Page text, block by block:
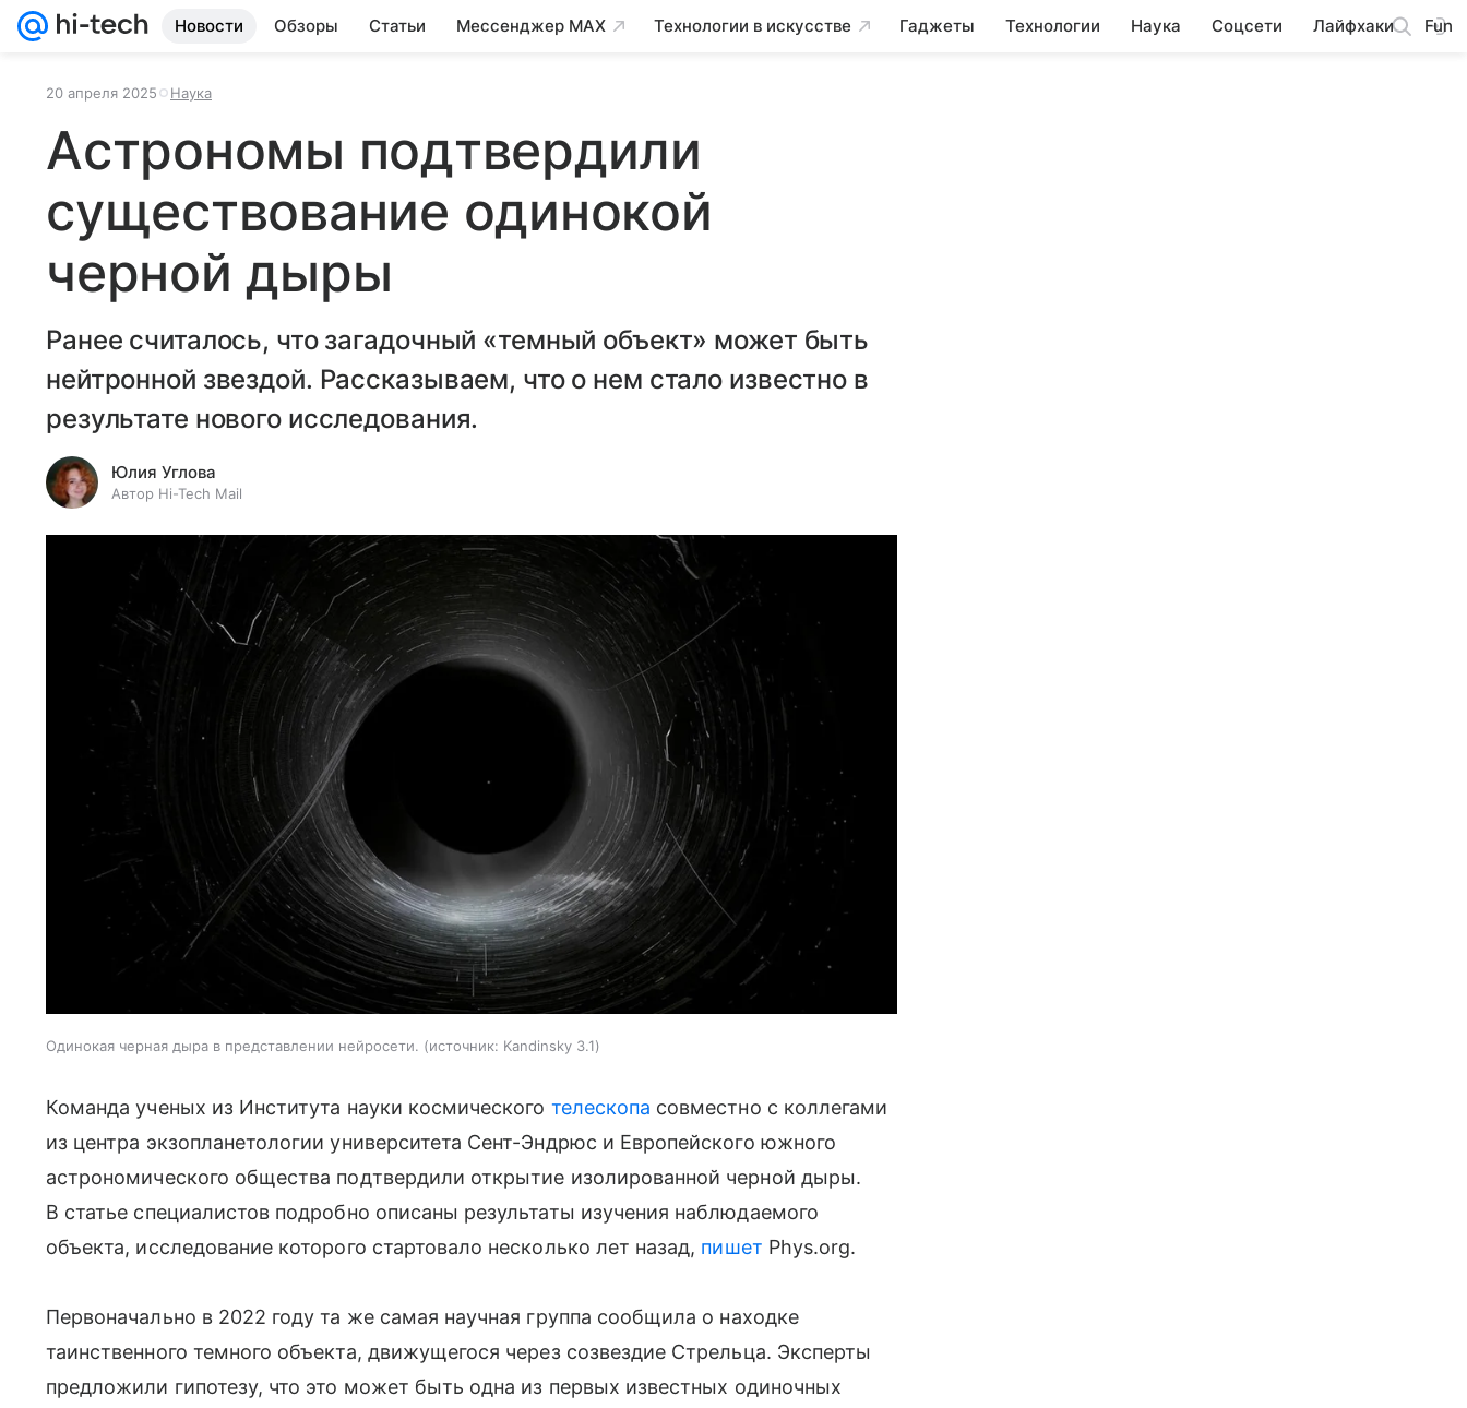
Новости Обзоры Статьи Мессенджер MAX Технологии в искусстве Гаджеты Технологии Наука Соцсети Лайфхаки Fun
20 апреля 2025 Наука
Астрономы подтвердили
существование одинокой
черной дыры
Ранее считалось, что загадочный «темный объект» может быть
нейтронной звездой. Рассказываем, что о нем стало известно в
результате нового исследования.
Юлия Углова
Автор Hi-Tech Mail
Одинокая черная дыра в представлении нейросети. источник: Kandinsky 3.1
Команда ученых из Института науки космического телескопа совместно с коллегами
из центра экзопланетологии университета Сент-Эндрюс и Европейского южного
астрономического общества подтвердили открытие изолированной черной дыры.
В статье специалистов подробно описаны результаты изучения наблюдаемого
объекта, исследование которого стартовало несколько лет назад, пишет Phys.org.
Первоначально в 2022 году та же самая научная группа сообщила о находке
таинственного темного объекта, движущегося через созвездие Стрельца. Эксперты
предложили гипотезу, что это может быть одна из первых известных одиночных